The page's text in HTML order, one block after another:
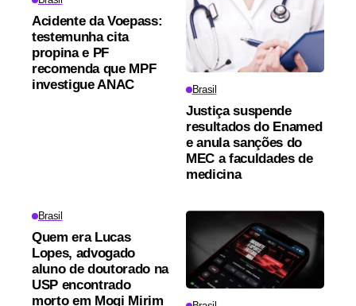
Acidente da Voepass:
testemunha cita
propina e PF
recomenda que MPF
investigue ANAC
Brasil
Justiça suspende
resultados do Enamed
e anula sanções do
MEC a faculdades de
medicina
Brasil
Quem era Lucas
Lopes, advogado
aluno de doutorado na
USP encontrado
morto em Mogi Mirim